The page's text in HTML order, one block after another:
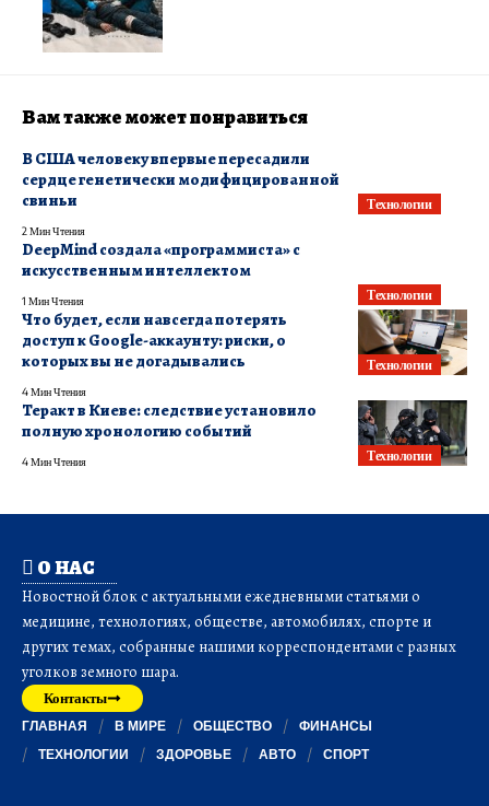
Вам также может понравиться
Технологии
В США человеку впервые пересадили
сердце генетически модифицированной
свиньи
2 Мин Чтения
Технологии
DeepMind создала «программиста» с
искусственным интеллектом
1 Мин Чтения
Технологии
Что будет, если навсегда потерять
доступ к Google-аккаунту: риски, о
которых вы не догадывались
4 Мин Чтения
Технологии
Теракт в Киеве: следствие установило
полную хронологию событий
4 Мин Чтения
О НАС
Новостной блок с актуальными ежедневными статьями о
медицине, технологиях, обществе, автомобилях, спорте и
других темах, собранные нашими корреспондентами с разных
уголков земного шара.
Контакты
ГЛАВНАЯ В МИРЕ ОБЩЕСТВО
ФИНАНСЫ
ТЕХНОЛОГИИ
ЗДОРОВЬЕ АВТО СПОРТ